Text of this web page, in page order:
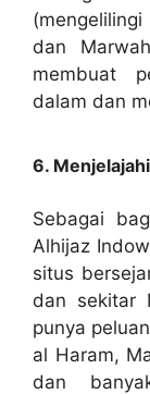
dan
membuat
dalam dan
6.
Sebagai
Alhijaz
situs
dan sekitar
punya
al Haram,
dan